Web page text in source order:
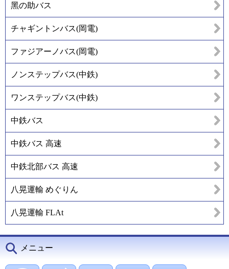
黑の助バス
チャギントンバス(岡電)
ファジアーノバス(岡電)
ノンステップバス(中鉄)
ワンステップバス(中鉄)
中鉄バス
中鉄バス 高速
中鉄北部バス 高速
八晃運輸 めぐりん
八晃運輸 FLAt
メニュー